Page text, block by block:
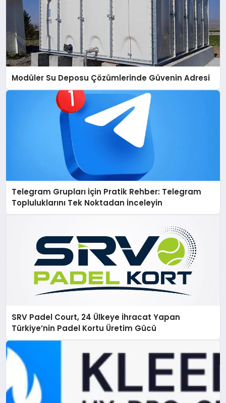
Modüler Su Deposu Çözümlerinde Güvenin Adresi
Telegram Grupları İçin Pratik Rehber: Telegram
Topluluklarını Tek Noktadan İnceleyin
SRV Padel Court, 24 Ülkeye İhracat Yapan
Türkiye’nin Padel Kortu Üretim Gücü